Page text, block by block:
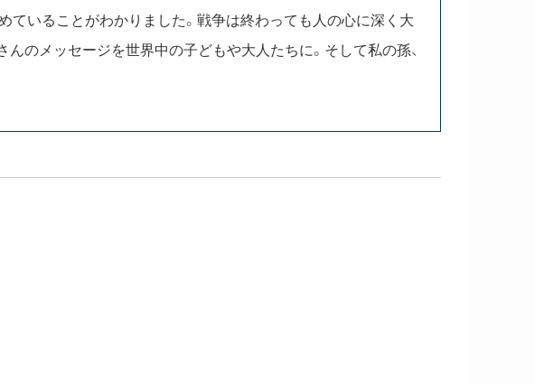
ていることがわかりました。戦争は終わっても人の心に深く大
のメッセージを世界中の子どもや大人たちに。そして私の孫、